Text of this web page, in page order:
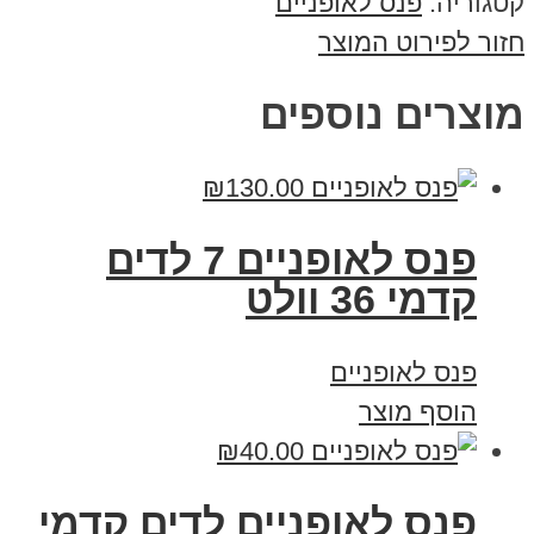
חזור לפירוט המוצר
מוצרים נוספים
₪130.00
פנס לאופניים 7 לדים
קדמי 36 וולט
פנס לאופניים
הוסף מוצר
₪40.00
פנס לאופניים לדים קדמי